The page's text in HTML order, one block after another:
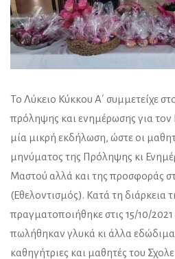
Το Λύκειο Κύκκου Α΄ συμμετείχε
πρόληψης και ενημέρωσης για
μία μικρή εκδήλωση, ώστε οι
μηνύματος της Πρόληψης κι
Μαστού αλλά και της προσφοράς
(Εθελοντισμός). Κατά τη διάρκεια
πραγματοποιήθηκε στις 15/10/2021
πωλήθηκαν γλυκά κι άλλα
καθηγήτριες και μαθητές του